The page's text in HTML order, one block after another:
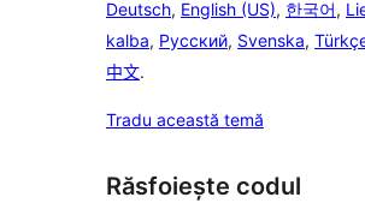
Deutsch, English (US), 한국어,
kalba, Русский, Svenska,
中文.
Tradu această temă
Răsfoiește codul